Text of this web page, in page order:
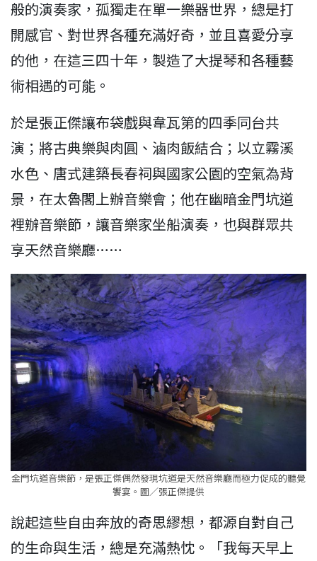
般的演奏家，孤獨走在單一樂器世界，總是打
開感官、對世界各種充滿好奇，並且喜愛分享
的他，在這三四十年，製造了大提琴和各種藝
術相遇的可能。
於是張正傑讓布袋戲與韋瓦第的四季同台共
演；將古典樂與肉圓、滷肉飯結合；以立霧溪
水色、唐式建築長春祠與國家公園的空氣為背
景，在太魯閣上辦音樂會；他在幽暗金門坑道
裡辦音樂節，讓音樂家坐船演奏，也與群眾共
享天然音樂廳……
金門坑道音樂節，是張正傑偶然發現坑道是天然音樂廳而極力促成的聽覺
饗宴。圖／張正傑提供
說起這些自由奔放的奇思繆想，都源自對自己
的生命與生活，總是充滿熱忱。「我每天早上